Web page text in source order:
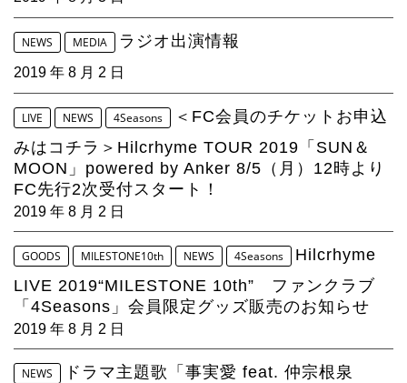
NEWS MEDIA ラジオ出演情報
2019 年 8 月 2 日
LIVE NEWS 4Seasons
＜FC会員のチケットお申込
みはコチラ＞Hilcrhyme TOUR 2019「SUN＆
MOON」powered by Anker 8/5（月）12時より
FC先行2次受付スタート！
2019 年 8 月 2 日
GOODS MILESTONE10th NEWS 4Seasons
Hilcrhyme
LIVE 2019“MILESTONE 10th” ファンクラブ
「4Seasons」会員限定グッズ販売のお知らせ
2019 年 8 月 2 日
NEWS
ドラマ主題歌「事実愛 feat. 仲宗根泉